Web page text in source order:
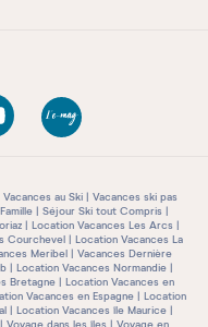
Vacances au Ski
Vacances ski pas
Séjour Ski tout Compris
Location Vacances Les Arcs
Courchevel
Location Vacances La
Meribel
Vacances Dernière
Location Vacances Normandie
Bretagne
Location Vacances en
Vacances en Espagne
Location
Location Vacances île Maurice
Voyage dans les îles Voyage en